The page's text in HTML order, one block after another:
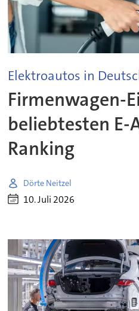
Elektroautos in
Firmenwagen-
beliebtesten E-
Ranking
Dörte Neitzel
10. Juli 2026